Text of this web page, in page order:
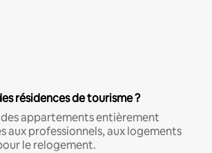
résidences de tourisme ?
appartements entièrement
aux professionnels, aux logements
le relogement.